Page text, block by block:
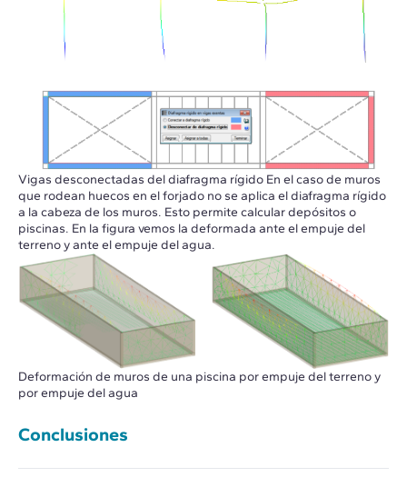
Vigas desconectadas del diafragma rígido En el caso de muros
que rodean huecos en el forjado no se aplica el diafragma rígido
a la cabeza de los muros. Esto permite calcular depósitos o
piscinas. En la figura vemos la deformada ante el empuje del
terreno y ante el empuje del agua.
Deformación de muros de una piscina por empuje del terreno y
por empuje del agua
Conclusiones